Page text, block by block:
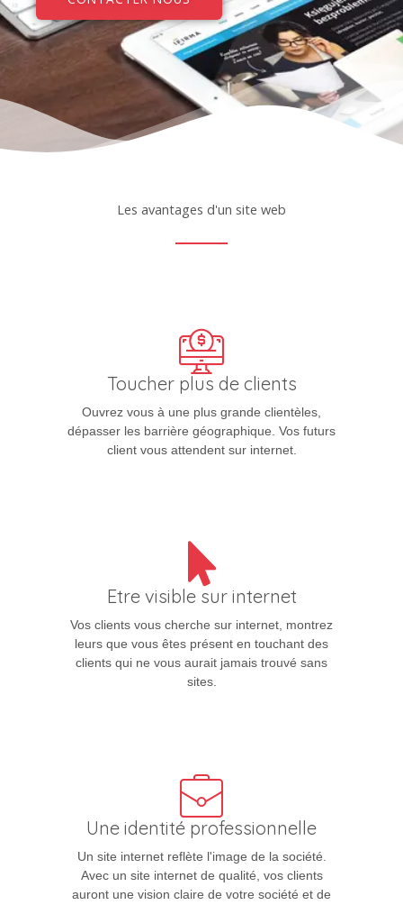
Les avantages d'un site web
Toucher plus de clients
Ouvrez vous à une plus grande clientèles,
dépasser les barrière géographique. Vos futurs
client vous attendent sur internet.
Etre visible sur internet
Vos clients vous cherche sur internet, montrez
leurs que vous êtes présent en touchant des
clients qui ne vous aurait jamais trouvé sans
sites.
Une identité professionnelle
Un site internet reflète l'image de la société.
Avec un site internet de qualité, vos clients
auront une vision claire de votre société et de